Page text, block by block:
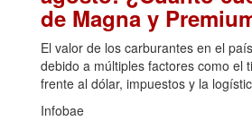
de Magna y
El valor de los carburantes en el
debido a múltiples factores como el
frente al dólar, impuestos y la
Infobae